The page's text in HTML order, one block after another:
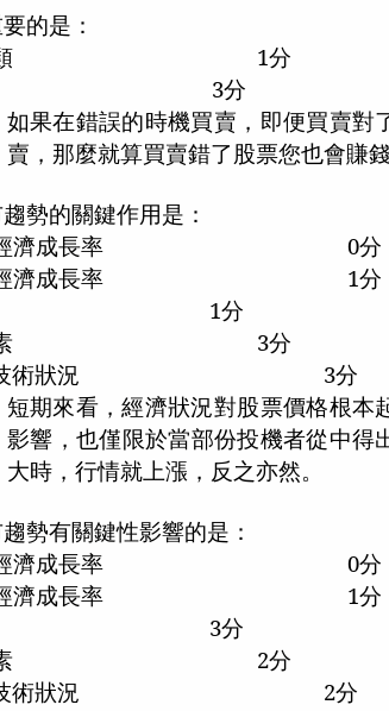
的是：
1分
3分
如果在錯誤的時機買賣，即便買賣
賣，那麼就算買賣錯了股票您也會賺錢
勢的關鍵作用是：
濟成長率 0分
濟成長率 1分
1分
3分
術狀況 3分
短期來看，經濟狀況對股票價格根
影響，也僅限於當部份投機者從中得
大時，行情就上漲，反之亦然。
勢有關鍵性影響的是：
濟成長率 0分
濟成長率 1分
3分
2分
術狀況 2分